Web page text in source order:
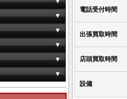
電話受付時間
出張買取時間
店頭買取時間
設備